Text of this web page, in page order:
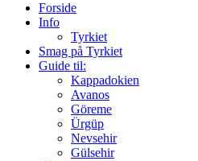
Forside
Info
Tyrkiet
Smag på Tyrkiet
Guide til:
Kappadokien
Avanos
Göreme
Ürgüp
Nevsehir
Gülsehir